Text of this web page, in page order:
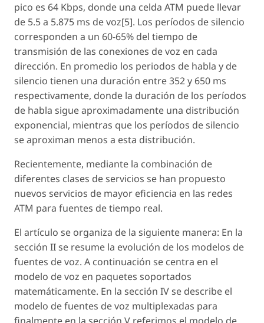
pico es 64 Kbps, donde una celda ATM puede llevar
de 5.5 a 5.875 ms de voz[5]. Los períodos de silencio
corresponden a un 60-65% del tiempo de
transmisión de las conexiones de voz en cada
dirección. En promedio los periodos de habla y de
silencio tienen una duración entre 352 y 650 ms
respectivamente, donde la duración de los períodos
de habla sigue aproximadamente una distribución
exponencial, mientras que los períodos de silencio
se aproximan menos a esta distribución.
Recientemente, mediante la combinación de
diferentes clases de servicios se han propuesto
nuevos servicios de mayor eficiencia en las redes
ATM para fuentes de tiempo real.
El artículo se organiza de la siguiente manera: En la
sección II se resume la evolución de los modelos de
fuentes de voz. A continuación se centra en el
modelo de voz en paquetes soportados
matemáticamente. En la sección IV se describe el
modelo de fuentes de voz multiplexadas para